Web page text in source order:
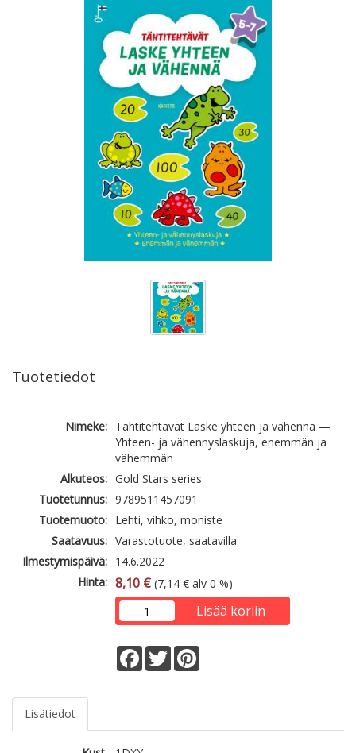
Tuotetiedot
Nimeke: Tähtitehtävät Laske yhteen ja vähennä —
Yhteen- ja vähennyslaskuja, enemmän ja
vähemmän
Alkuteos: Gold Stars series
Tuotetunnus: 9789511457091
Tuotemuoto: Lehti, vihko, moniste
Saatavuus: Varastotuote, saatavilla
Ilmestymispäivä: 14.6.2022
Hinta: 8,10 € (7,14 € alv 0 %)
Lisää koriin
Facebook
Twitter
Lisätiedot